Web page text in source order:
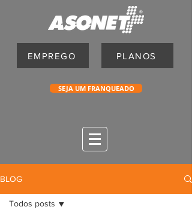
EMPREGO PLANOS
SEJA UM FRANQUEADO
BLOG
Todos posts